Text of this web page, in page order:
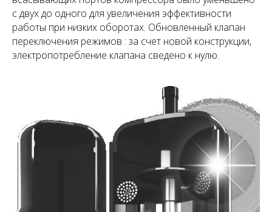
с двух до одного для увеличения эффективности
работы при низких оборотах. Обновленный клапан
переключения режимов : за счет новой конструкции,
электропотребление клапана сведено к нулю.